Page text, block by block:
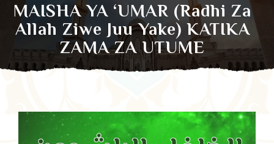
MAISHA YA ‘UMAR (Radhi Za
Allah Ziwe Juu Yake) KATIKA
ZAMA ZA UTUME